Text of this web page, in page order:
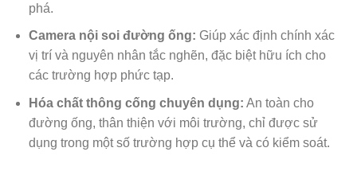
phá.
Camera nội soi đường ống: Giúp xác định chính xác
vị trí và nguyên nhân tắc nghẽn, đặc biệt hữu ích cho
các trường hợp phức tạp.
Hóa chất thông cống chuyên dụng: An toàn cho
đường ống, thân thiện với môi trường, chỉ được sử
dụng trong một số trường hợp cụ thể và có kiểm soát.